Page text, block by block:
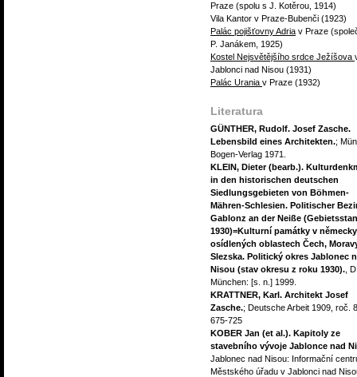
Praze (spolu s J. Kotěrou, 1914)
Vila Kantor v Praze-Bubenči (1923)
Palác pojišťovny Adria v Praze
P. Janákem, 1925)
Kostel Nejsvětějšího srdce Ježíšova
Jablonci nad Nisou (1931)
Palác Urania v Praze (1932)
Literatura
GÜNTHER, Rudolf. Josef Zasche.
Lebensbild eines Architekten.;
Bogen-Verlag 1971.
KLEIN, Dieter (bearb.).
in den historischen deutschen
Siedlungsgebieten von Böhmen-
Mähren-Schlesien. Politischer
Gablonz an der Neiße
1930)=Kulturní památky v německy
osídlených oblastech Čech,
Slezska. Politický okres Jablonec
Nisou (stav okresu z roku 1930). ,
München: [s. n.] 1999.
KRATTNER, Karl. Architekt Josef
Zasche.; Deutsche Arbeit 1909, roč.
675-725
KOBER Jan (et al.). Kapitoly ze
stavebního vývoje Jablonce nad
Jablonec nad Nisou: Informační
Městského úřadu v Jablonci nad